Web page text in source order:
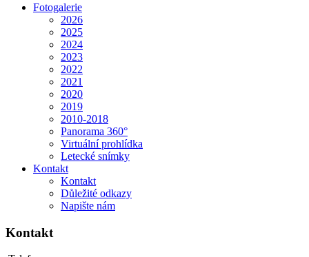
Fotogalerie
2026
2025
2024
2023
2022
2021
2020
2019
2010-2018
Panorama 360°
Virtuální prohlídka
Letecké snímky
Kontakt
Kontakt
Důležité odkazy
Napište nám
Kontakt